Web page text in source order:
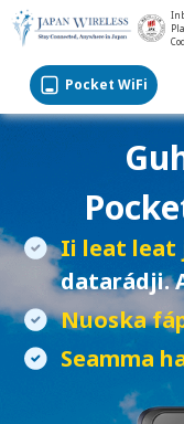
Pocket WiFi
Ii leat leat
datarádji.
Nuoska
Seamma